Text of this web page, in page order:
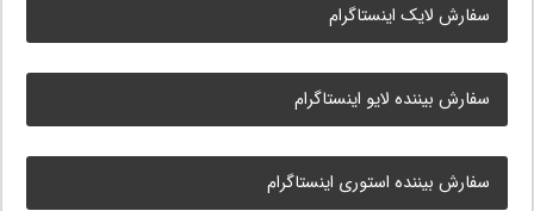
سفارش لایک اینستاگرام
سفارش بیننده لایو اینستاگرام
سفارش بیننده استوری اینستاگرام